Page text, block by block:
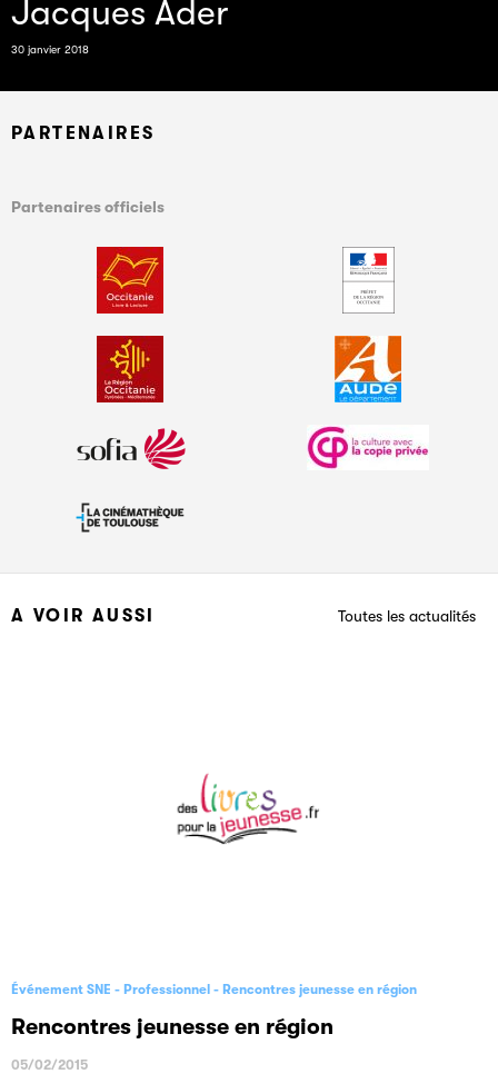
Jacques Ader
30 janvier 2018
PARTENAIRES
Partenaires officiels
A VOIR AUSSI Toutes les actualités
Événement SNE Professionnel Rencontres jeunesse en région
Rencontres jeunesse en région
05/02/2015